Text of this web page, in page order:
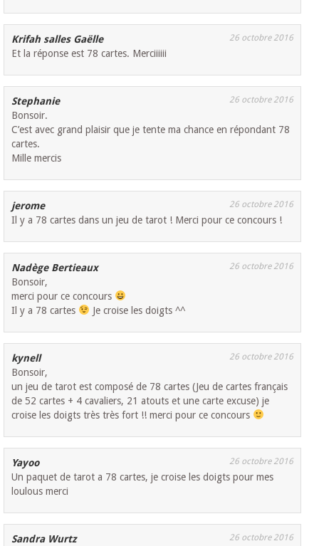
Krifah salles Gaëlle 26 octobre 2016
Et la réponse est 78 cartes. Merciiiiii
Stephanie 26 octobre 2016
Bonsoir.
C’est avec grand plaisir que je tente ma chance en répondant 78
cartes.
Mille mercis
jerome 26 octobre 2016
Il y a 78 cartes dans un jeu de tarot ! Merci pour ce concours !
Nadège Bertieaux 26 octobre 2016
Bonsoir,
merci pour ce concours
Il y a 78 cartes
Je croise les doigts ^^
kynell 26 octobre 2016
Bonsoir,
un jeu de tarot est composé de 78 cartes (Jeu de cartes français
de 52 cartes + 4 cavaliers, 21 atouts et une carte excuse) je
croise les doigts très très fort !! merci pour ce concours
Yayoo 26 octobre 2016
Un paquet de tarot a 78 cartes, je croise les doigts pour mes
loulous merci
Sandra Wurtz 26 octobre 2016